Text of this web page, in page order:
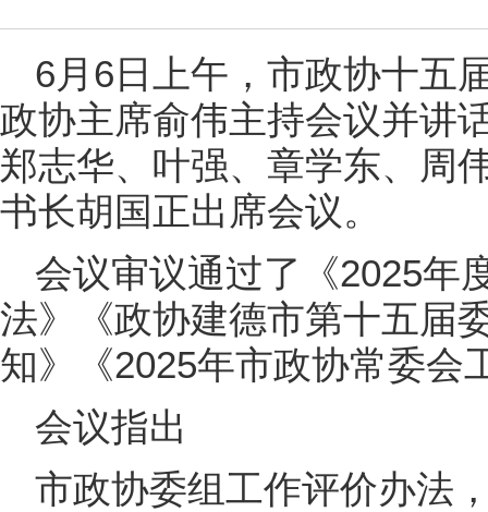
6月6日上午，市政协十五
政协主席俞伟主持会议并讲
郑志华、叶强、章学东、周
书长胡国正出席会议。
会议审议通过了《2025年
法》《政协建德市第十五届
知》《2025年市政协常委会
会议指出
市政协委组工作评价办法